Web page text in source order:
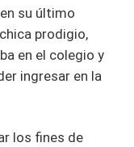
su último
prodigio,
en el colegio y
ingresar en la
los fines de